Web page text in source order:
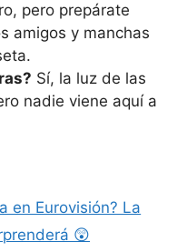
pero prepárate
amigos y manchas
Sí, la luz de las
nadie viene aquí a
en Eurovisión? La
😲